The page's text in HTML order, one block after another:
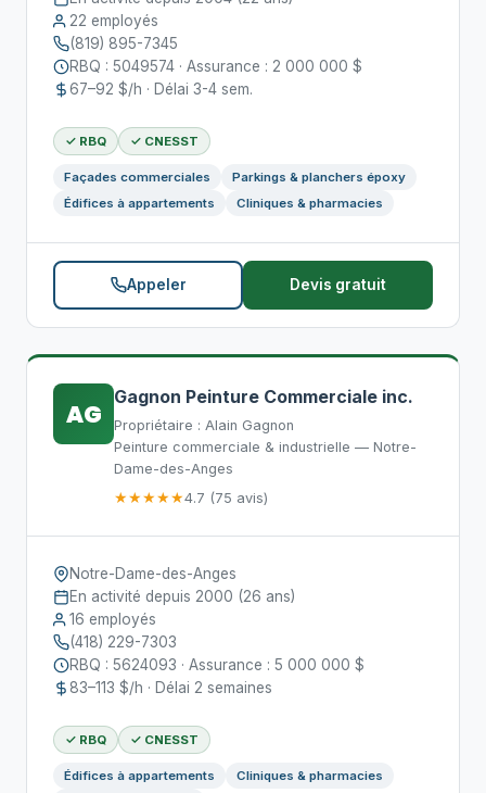
22 employés
(819) 895-7345
RBQ : 5049574 · Assurance : 2 000 000 $
67–92 $/h · Délai 3-4 sem.
✓ RBQ ✓ CNESST
Façades commerciales
Parkings & planchers époxy
Édifices à appartements
Cliniques & pharmacies
Appeler Devis gratuit
AG
Gagnon Peinture Commerciale inc.
Propriétaire : Alain Gagnon
Peinture commerciale & industrielle — Notre-
Dame-des-Anges
★★★★★4.7 (75 avis)
Notre-Dame-des-Anges
En activité depuis 2000 (26 ans)
16 employés
(418) 229-7303
RBQ : 5624093 · Assurance : 5 000 000 $
83–113 $/h · Délai 2 semaines
✓ RBQ ✓ CNESST
Édifices à appartements
Cliniques & pharmacies